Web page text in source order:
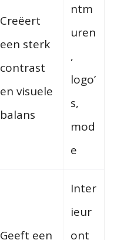
Creëert
een sterk
contrast
en visuele
balans
ntm
uren
,
logo’
s,
mod
e
Geeft een
Inter
ieur
ont